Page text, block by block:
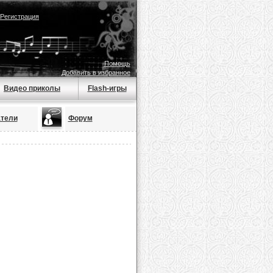
Регистрация
Помощь
Добавить в избранное
Видео приколы Flash-игры
Форум